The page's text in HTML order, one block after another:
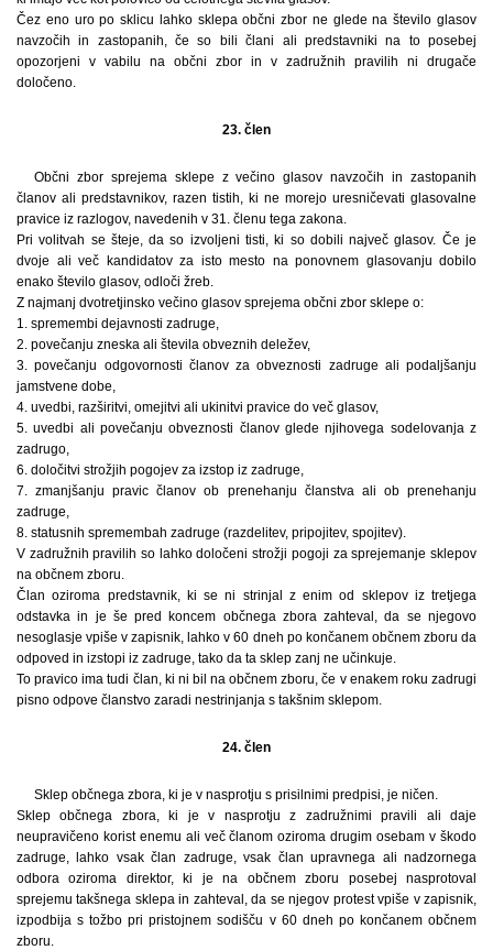
Čez eno uro po sklicu lahko sklepa občni zbor ne glede na število glasov
navzočih in zastopanih, če so bili člani ali predstavniki na to posebej
opozorjeni v vabilu na občni zbor in v zadružnih pravilih ni drugače
določeno.
23. člen
Občni zbor sprejema sklepe z večino glasov navzočih in zastopanih
članov ali predstavnikov, razen tistih, ki ne morejo uresničevati glasovalne
pravice iz razlogov, navedenih v 31. členu tega zakona.
Pri volitvah se šteje, da so izvoljeni tisti, ki so dobili največ glasov. Če je
dvoje ali več kandidatov za isto mesto na ponovnem glasovanju dobilo
enako število glasov, odloči žreb.
Z najmanj dvotretjinsko večino glasov sprejema občni zbor sklepe o:
1. spremembi dejavnosti zadruge,
2. povečanju zneska ali števila obveznih deležev,
3. povečanju odgovornosti članov za obveznosti zadruge ali podaljšanju
jamstvene dobe,
4. uvedbi, razširitvi, omejitvi ali ukinitvi pravice do več glasov,
5. uvedbi ali povečanju obveznosti članov glede njihovega sodelovanja z
zadrugo,
6. določitvi strožjih pogojev za izstop iz zadruge,
7. zmanjšanju pravic članov ob prenehanju članstva ali ob prenehanju
zadruge,
8. statusnih spremembah zadruge (razdelitev, pripojitev, spojitev).
V zadružnih pravilih so lahko določeni strožji pogoji za sprejemanje sklepov
na občnem zboru.
Član oziroma predstavnik, ki se ni strinjal z enim od sklepov iz tretjega
odstavka in je še pred koncem občnega zbora zahteval, da se njegovo
nesoglasje vpiše v zapisnik, lahko v 60 dneh po končanem občnem zboru da
odpoved in izstopi iz zadruge, tako da ta sklep zanj ne učinkuje.
To pravico ima tudi član, ki ni bil na občnem zboru, če v enakem roku zadrugi
pisno odpove članstvo zaradi nestrinjanja s takšnim sklepom.
24. člen
Sklep občnega zbora, ki je v nasprotju s prisilnimi predpisi, je ničen.
Sklep občnega zbora, ki je v nasprotju z zadružnimi pravili ali daje
neupravičeno korist enemu ali več članom oziroma drugim osebam v škodo
zadruge, lahko vsak član zadruge, vsak član upravnega ali nadzornega
odbora oziroma direktor, ki je na občnem zboru posebej nasprotoval
sprejemu takšnega sklepa in zahteval, da se njegov protest vpiše v zapisnik,
izpodbija s tožbo pri pristojnem sodišču v 60 dneh po končanem občnem
zboru.